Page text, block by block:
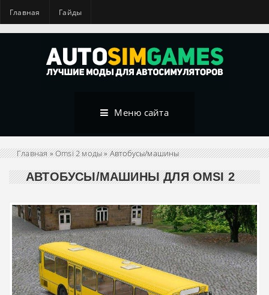
Главная Гайды
Меню сайта
Главная»Omsi 2 моды» Автобусы/машины
АВТОБУСЫ/МАШИНЫ ДЛЯ OMSI 2